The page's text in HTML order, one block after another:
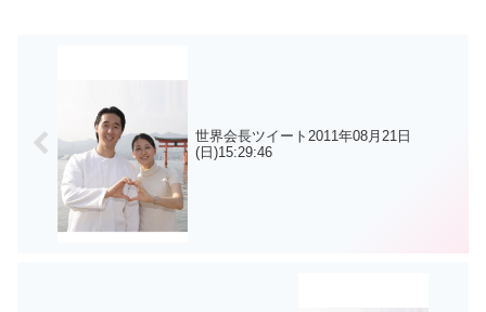
世界会長ツイート2011年08月21日
(日)15:29:46